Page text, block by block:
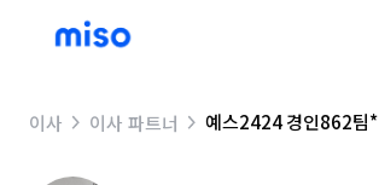
이사 이사 파트너 예스2424 경인862팀*